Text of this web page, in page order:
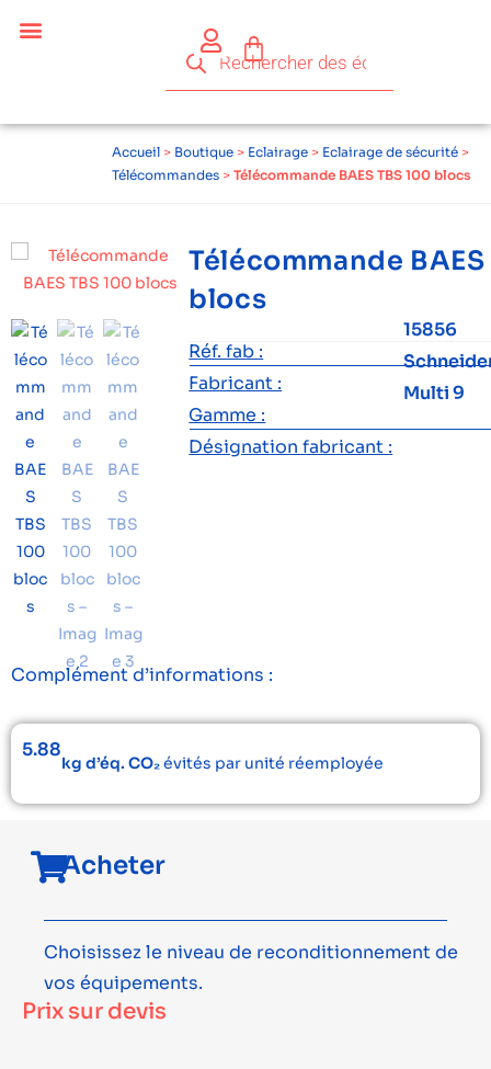
Accueil > Boutique > Eclairage > Eclairage de sécurité >
Télécommandes > Télécommande BAES TBS 100 blocs
Télécommande BAES
blocs
Réf. fab :
15856
Fabricant :
Gamme :
Multi 9
Désignation fabricant :
Complément d’informations :
5.88
kg d’éq. CO₂évités par unité réemployée
Acheter
Choisissez le niveau de reconditionnement de
vos équipements.
Prix sur devis